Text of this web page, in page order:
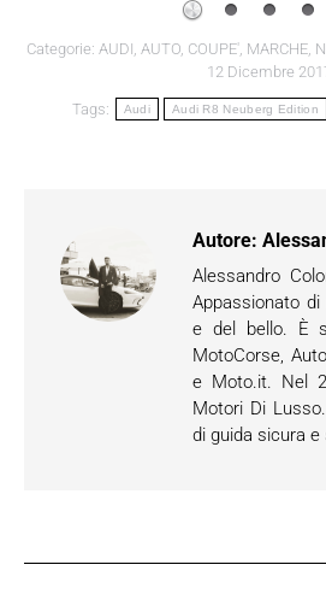
Categorie: AUDI, AUTO, COUPE', MARCHE,
12 Dicembre
Tags: Audi Audi R8 Neuberg Edition
Autore:
Alessandro
Appassionato
e del bello. È
MotoCorse,
e Moto.it. Nel
Motori Di
di guida sicura e